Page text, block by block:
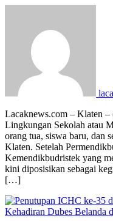
Lacaknews.com – Klaten
Lingkungan Sekolah atau
orang tua, siswa baru, dan
Klaten. Setelah
Kemendikbudristek yang
kini diposisikan sebagai
[…]